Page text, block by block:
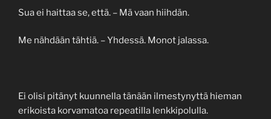
Sua ei haittaa se, että. – Mä vaan hiihdän.
Me nähdään tähtiä. – Yhdessä. Monot jalassa.
Ei olisi pitänyt kuunnella tänään ilmestynyttä hieman
erikoista korvamatoa repeatilla lenkkipolulla.